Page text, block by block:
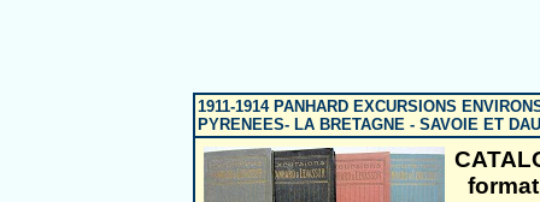
1911-1914 PANHARD EXCURSIONS
PYRENEES- LA BRETAGNE - SAVOIE ET